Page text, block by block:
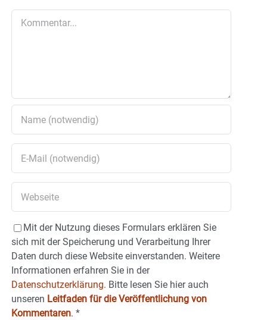
Mit der Nutzung dieses Formulars erklären Sie
sich mit der Speicherung und Verarbeitung Ihrer
Daten durch diese Website einverstanden. Weitere
Informationen erfahren Sie in der
Datenschutzerklärung. Bitte lesen Sie hier auch
unseren Leitfaden für die Veröffentlichung von
Kommentaren. *